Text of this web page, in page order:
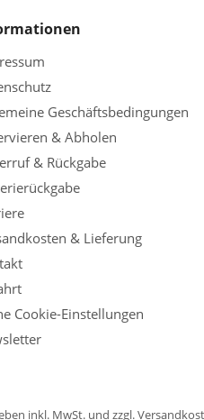
Geschäftsbedingungen
& Abholen
& Rückgabe
& Lieferung
Cookie-Einstellungen
inkl. MwSt. und zzgl.